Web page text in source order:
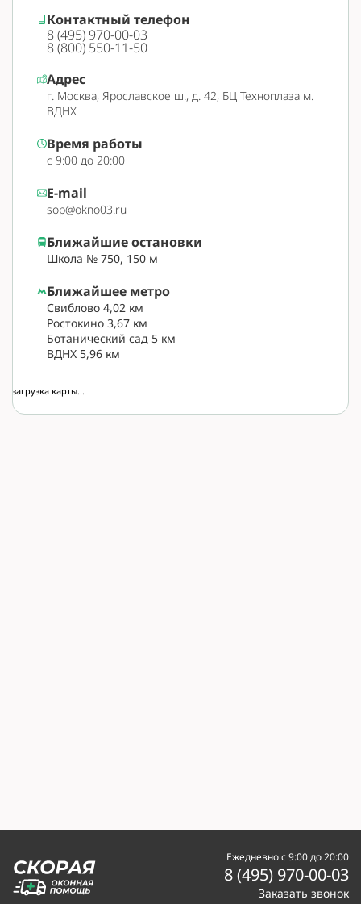
Контактный телефон
8 (495) 970-00-03
8 (800) 550-11-50
Адрес
г. Москва, Ярославское ш., д. 42, БЦ Техноплаза м.
ВДНХ
Время работы
с 9:00 до 20:00
E-mail
sop@okno03.ru
Ближайшее метро
Свиблово 4,02 км
Ростокино 3,67 км
Ботанический сад 5 км
ВДНХ 5,96 км
Ближайшие остановки
Школа № 750, 150 м
загрузка карты...
Ежедневно с 9:00 до 20:00
8 (495) 970-00-03
Заказать звонок